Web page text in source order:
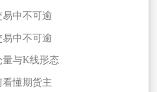
中不可逾
中不可逾
与K线形态
懂期货主